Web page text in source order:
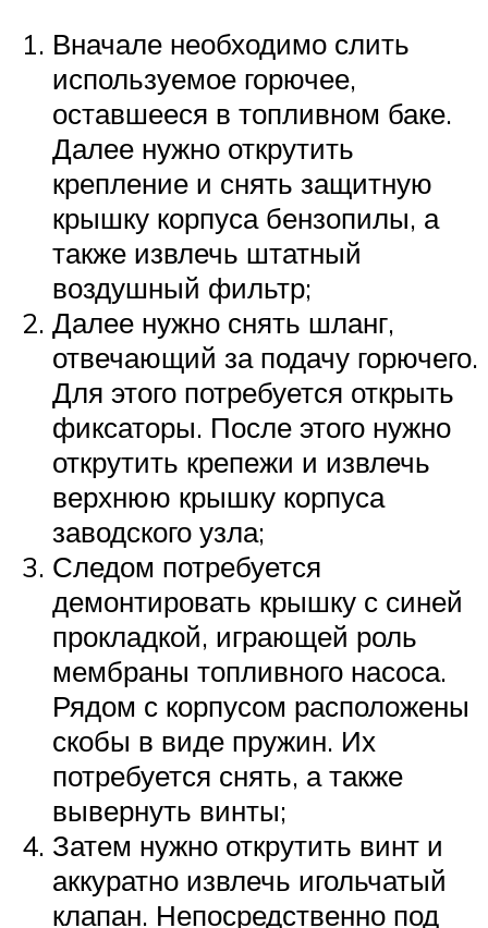
Вначале необходимо слить
используемое горючее,
оставшееся в топливном баке.
Далее нужно открутить
крепление и снять защитную
крышку корпуса бензопилы, а
также извлечь штатный
воздушный фильтр;
Далее нужно снять шланг,
отвечающий за подачу горючего.
Для этого потребуется открыть
фиксаторы. После этого нужно
открутить крепежи и извлечь
верхнюю крышку корпуса
заводского узла;
Следом потребуется
демонтировать крышку с синей
прокладкой, играющей роль
мембраны топливного насоса.
Рядом с корпусом расположены
скобы в виде пружин. Их
потребуется снять, а также
вывернуть винты;
Затем нужно открутить винт и
аккуратно извлечь игольчатый
клапан. Непосредственно под